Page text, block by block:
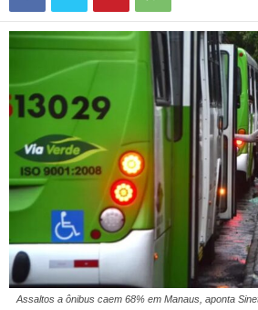
Assaltos a ônibus caem 68% em Manaus, aponta